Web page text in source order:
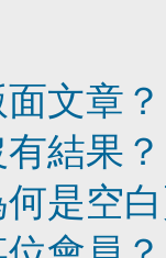
文章？
結果？
是空